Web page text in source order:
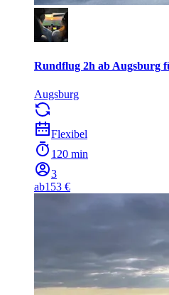
Rundflug 2h ab Augsburg
Augsburg
Flexibel
120 min
3
ab153 €